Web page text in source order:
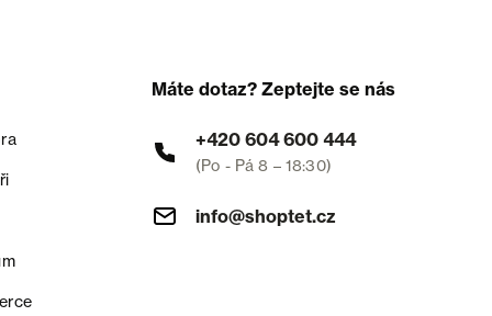
Máte dotaz? Zeptejte se nás
+420 604 600 444
(Po - Pá 8 – 18:30)
info@shoptet.cz